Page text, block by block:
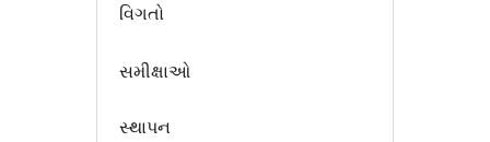
વિગતો
સમીક્ષાઓ
સ્થાપન